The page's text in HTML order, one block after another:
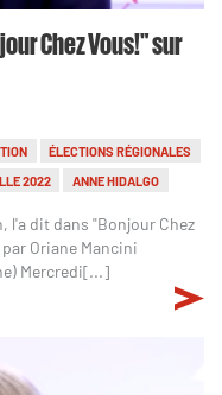
Chez Vous!" sur
ÉLECTIONS RÉGIONALES
2022 ANNE HIDALGO
l'a dit dans "Bonjour Chez
Oriane Mancini
Mercredi[...]